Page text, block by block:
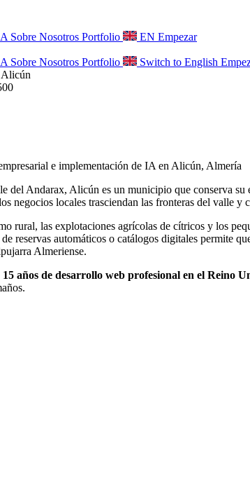
Sobre Nosotros Portfolio EN Empezar
Sobre Nosotros Portfolio Switch to English
Alicún
e implementación de IA en Alicún, Almería
del Andarax, Alicún es un municipio que conserva
negocios locales trasciendan las fronteras del valle
rural, las explotaciones agrícolas de cítricos y los
reservas automáticos o catálogos digitales permite
Almeriense.
15 años de desarrollo web profesional en el Reino